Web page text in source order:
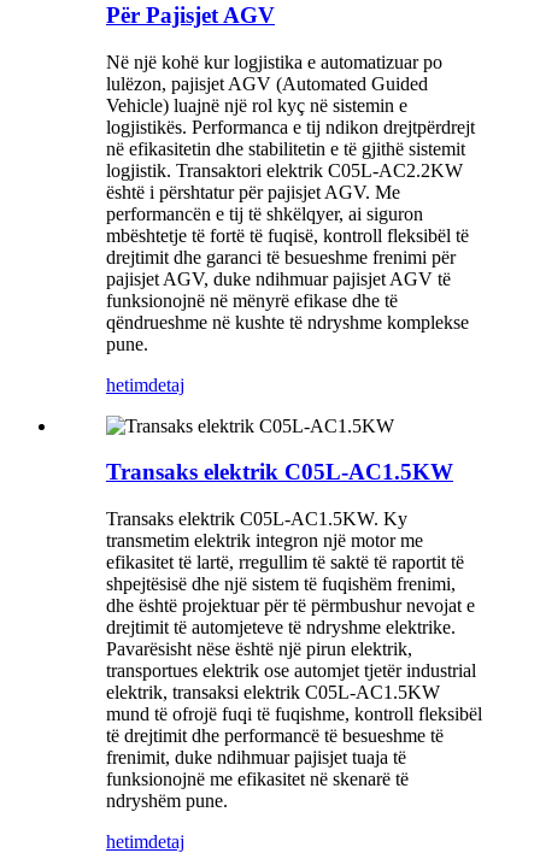
Për Pajisjet AGV
Në një kohë kur logjistika e automatizuar po
lulëzon, pajisjet AGV (Automated Guided
Vehicle) luajnë një rol kyç në sistemin e
logjistikës. Performanca e tij ndikon drejtpërdrejt
në efikasitetin dhe stabilitetin e të gjithë sistemit
logjistik. Transaktori elektrik C05L-AC2.2KW
është i përshtatur për pajisjet AGV. Me
performancën e tij të shkëlqyer, ai siguron
mbështetje të fortë të fuqisë, kontroll fleksibël të
drejtimit dhe garanci të besueshme frenimi për
pajisjet AGV, duke ndihmuar pajisjet AGV të
funksionojnë në mënyrë efikase dhe të
qëndrueshme në kushte të ndryshme komplekse
pune.
hetimdetaj
Transaks elektrik C05L-AC1.5KW
Transaks elektrik C05L-AC1.5KW. Ky
transmetim elektrik integron një motor me
efikasitet të lartë, rregullim të saktë të raportit të
shpejtësisë dhe një sistem të fuqishëm frenimi,
dhe është projektuar për të përmbushur nevojat e
drejtimit të automjeteve të ndryshme elektrike.
Pavarësisht nëse është një pirun elektrik,
transportues elektrik ose automjet tjetër industrial
elektrik, transaksi elektrik C05L-AC1.5KW
mund të ofrojë fuqi të fuqishme, kontroll fleksibël
të drejtimit dhe performancë të besueshme të
frenimit, duke ndihmuar pajisjet tuaja të
funksionojnë me efikasitet në skenarë të
ndryshëm pune.
hetimdetaj